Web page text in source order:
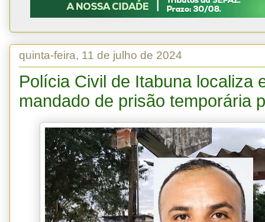
quinta-feira, 11 de julho de 2024
Polícia Civil de Itabuna localiza
mandado de prisão temporária